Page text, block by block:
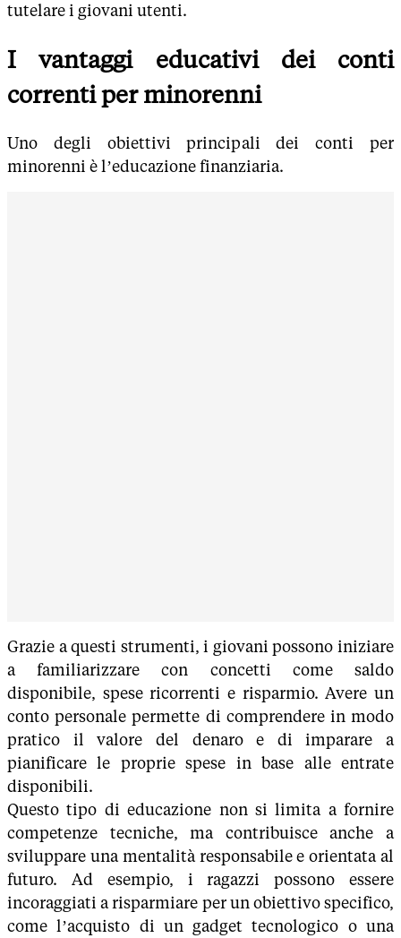
tutelare i giovani utenti.
I vantaggi educativi dei conti
correnti per minorenni
Uno degli obiettivi principali dei conti per
minorenni è l’educazione finanziaria.
Grazie a questi strumenti, i giovani possono iniziare
a familiarizzare con concetti come saldo
disponibile, spese ricorrenti e risparmio. Avere un
conto personale permette di comprendere in modo
pratico il valore del denaro e di imparare a
pianificare le proprie spese in base alle entrate
disponibili.
Questo tipo di educazione non si limita a fornire
competenze tecniche, ma contribuisce anche a
sviluppare una mentalità responsabile e orientata al
futuro. Ad esempio, i ragazzi possono essere
incoraggiati a risparmiare per un obiettivo specifico,
come l’acquisto di un gadget tecnologico o una